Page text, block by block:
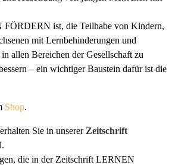
ist, die Teilhabe von Kindern,
mit Lernbehinderungen und
allen Bereichen der Gesellschaft zu
– ein wichtiger Baustein dafür ist die
Shop.
Sie in unserer Zeitschrift
.
die in der Zeitschrift LERNEN